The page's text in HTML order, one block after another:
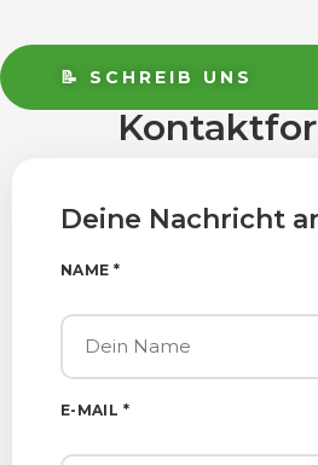
📝 SCHREIB UNS
Deine Nachricht
NAME *
E-MAIL *